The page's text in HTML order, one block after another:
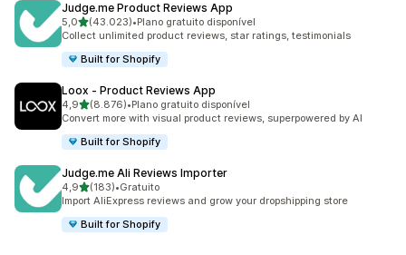
Judge.me Product Reviews App
5,0de 5 estrelas
(43.023)
43023 total de avaliações
•Plano gratuito disponível
Collect unlimited product reviews, star ratings, testimonials
Built for Shopify
Loox ‑ Product Reviews App
4,9de 5 estrelas
(8.876)
8876 total de avaliações
•Plano gratuito disponível
Convert more with visual product reviews, superpowered by AI
Built for Shopify
Judge.me Ali Reviews Importer
4,9de 5 estrelas
(183)
183 total de avaliações
•Gratuito
Import AliExpress reviews and grow your dropshipping store
Built for Shopify